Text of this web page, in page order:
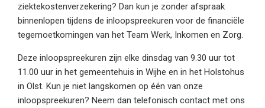
ziektekostenverzekering? Dan kun je zonder afspraak
binnenlopen tijdens de inloopspreekuren voor de financiële
tegemoetkomingen van het Team Werk, Inkomen en Zorg.
Deze inloopspreekuren zijn elke dinsdag van 9.30 uur tot
11.00 uur in het gemeentehuis in Wijhe en in het Holstohus
in Olst. Kun je niet langskomen op één van onze
inloopspreekuren? Neem dan telefonisch contact met ons